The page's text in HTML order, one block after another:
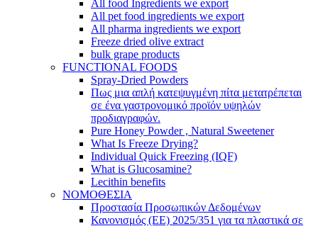
All food Ingredients we export
All pet food ingredients we export
All pharma ingredients we export
Freeze dried olive extract
bulk grape products
FUNCTIONAL FOODS
Spray-Dried Powders
Πως μια απλή κατεψυγμένη πίτα μετατρέπεται
σε ένα γαστρονομικό προϊόν υψηλών
προδιαγραφών.
Pure Honey Powder , Natural Sweetener
What Is Freeze Drying?
Individual Quick Freezing (IQF)
What is Glucosamine?
Lecithin benefits
ΝΟΜΟΘΕΣΙΑ
Προστασία Προσωπικών Δεδομένων
Κανονισμός (ΕΕ) 2025/351 για τα πλαστικά σε